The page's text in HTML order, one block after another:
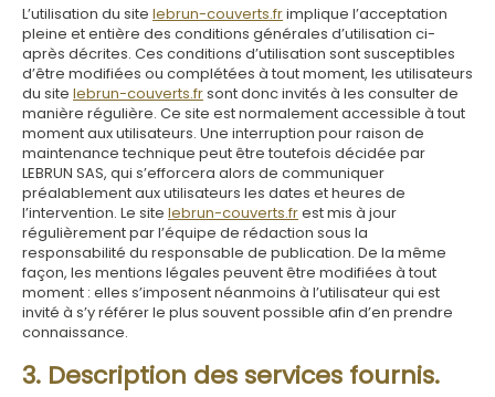
L’utilisation du site lebrun-couverts.frimplique l’acceptation
pleine et entière des conditions générales d’utilisation ci-
après décrites. Ces conditions d’utilisation sont susceptibles
d’être modifiées ou complétées à tout moment, les utilisateurs
du site lebrun-couverts.frsont donc invités à les consulter de
manière régulière. Ce site est normalement accessible à tout
moment aux utilisateurs. Une interruption pour raison de
maintenance technique peut être toutefois décidée par
LEBRUN SAS, qui s’efforcera alors de communiquer
préalablement aux utilisateurs les dates et heures de
l’intervention. Le site lebrun-couverts.frest mis à jour
régulièrement par l’équipe de rédaction sous la
responsabilité du responsable de publication. De la même
façon, les mentions légales peuvent être modifiées à tout
moment : elles s’imposent néanmoins à l’utilisateur qui est
invité à s’y référer le plus souvent possible afin d’en prendre
connaissance.
3. Description des services fournis.